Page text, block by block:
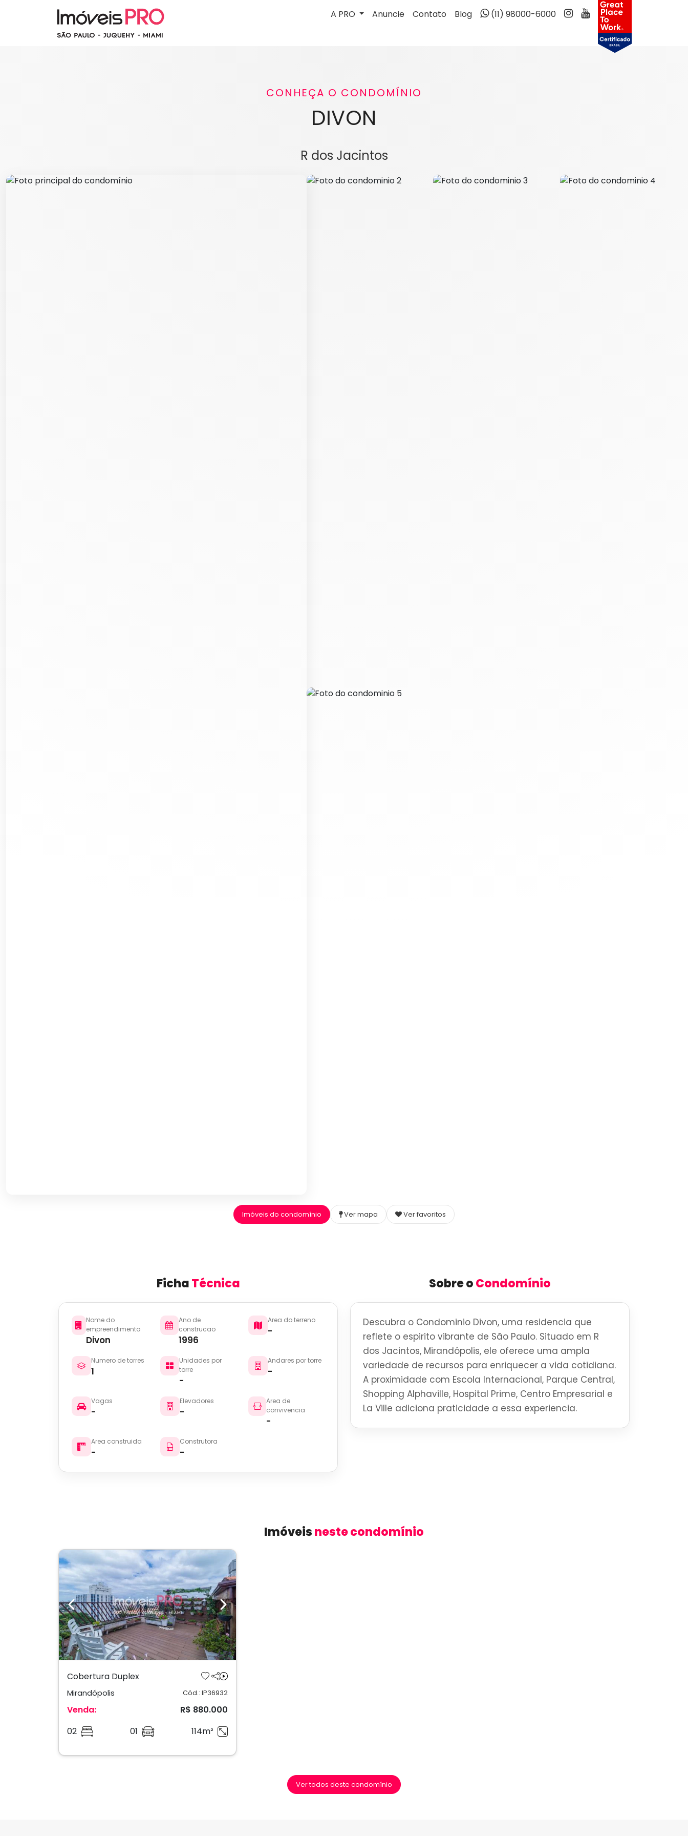
A PRO Anuncie Contato Blog (11) 98000-6000
CONHEÇA O CONDOMÍNIO
DIVON
R dos Jacintos
Imóveis do condomínio Ver mapa Ver favoritos
FichaTécnica
Nome do
empreendimento
Divon
Ano de
construcao
1996
Area do terreno
-
Numero de torres
1
Unidades por
torre
-
Andares por torre
-
Vagas
-
Elevadores
-
Area de
convivencia
-
Area construida
-
Construtora
-
Sobre oCondomínio
Descubra o Condominio Divon, uma residencia que
reflete o espirito vibrante de São Paulo. Situado em R
dos Jacintos, Mirandópolis, ele oferece uma ampla
variedade de recursos para enriquecer a vida cotidiana.
A proximidade com Escola Internacional, Parque Central,
Shopping Alphaville, Hospital Prime, Centro Empresarial e
La Ville adiciona praticidade a essa experiencia.
Imóveisneste condomínio
Previous Next
Cobertura Duplex
Mirandópolis Cód.: IP36932
Venda:
R$ 880.000
02
01 114m²
Ver todos deste condomínio